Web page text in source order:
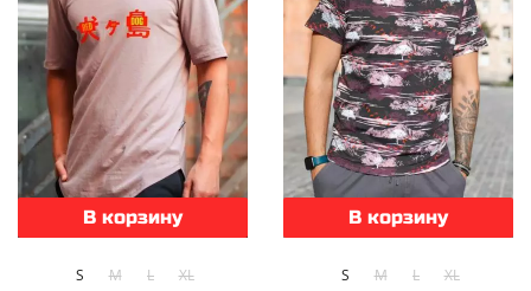
В корзину
S M L XL
В корзину
S M L XL